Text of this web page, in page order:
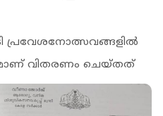
പ്രവേശനോത്സവങ്ങളില്‍
വിതരണം ചെയ്തത്